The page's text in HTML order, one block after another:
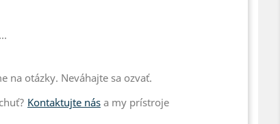
na otázky. Neváhajte sa ozvať.
Kontaktujte nás a my prístroje